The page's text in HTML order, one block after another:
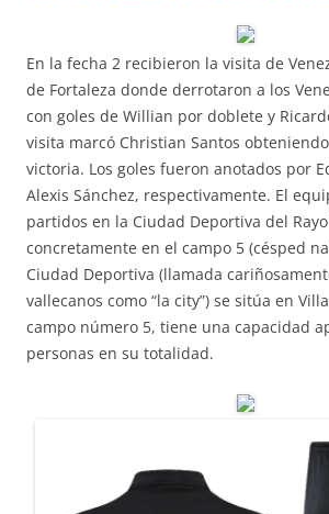
En la fecha 2 recibieron la visita de
de Fortaleza donde derrotaron a los
con goles de Willian por doblete y
visita marcó Christian Santos
victoria. Los goles fueron anotados por
Alexis Sánchez, respectivamente. El
partidos en la Ciudad Deportiva del
concretamente en el campo 5 (césped
Ciudad Deportiva (llamada
vallecanos como “la city”) se sitúa en
campo número 5, tiene una capacidad
personas en su totalidad.